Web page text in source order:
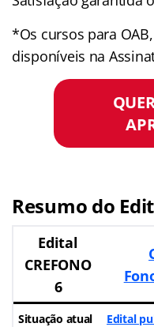
*Os cursos para
disponíveis na
Resumo do
Edital
CREFONO
6
Situação atual Edital